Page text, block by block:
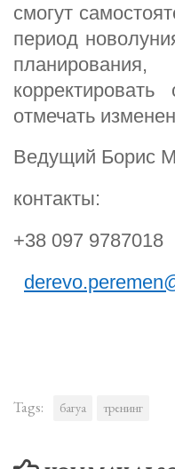
смогут
период
корректировать
отмечать
Ведущий Борис
контакты:
+38 097 9787018
Tags: багуа тренинг